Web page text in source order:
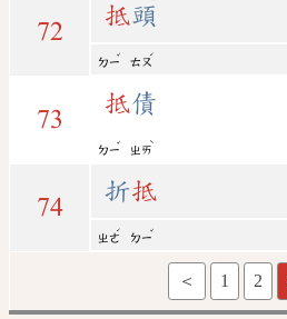
72
抵頭
ㄉㄧ
ˇ
ㄊㄡ
ˊ
73
抵債
ㄉㄧ
ˇ
ㄓㄞ
ˋ
74
折抵
ㄓㄜ
ˊ
ㄉㄧ
ˇ
＜ 1 2